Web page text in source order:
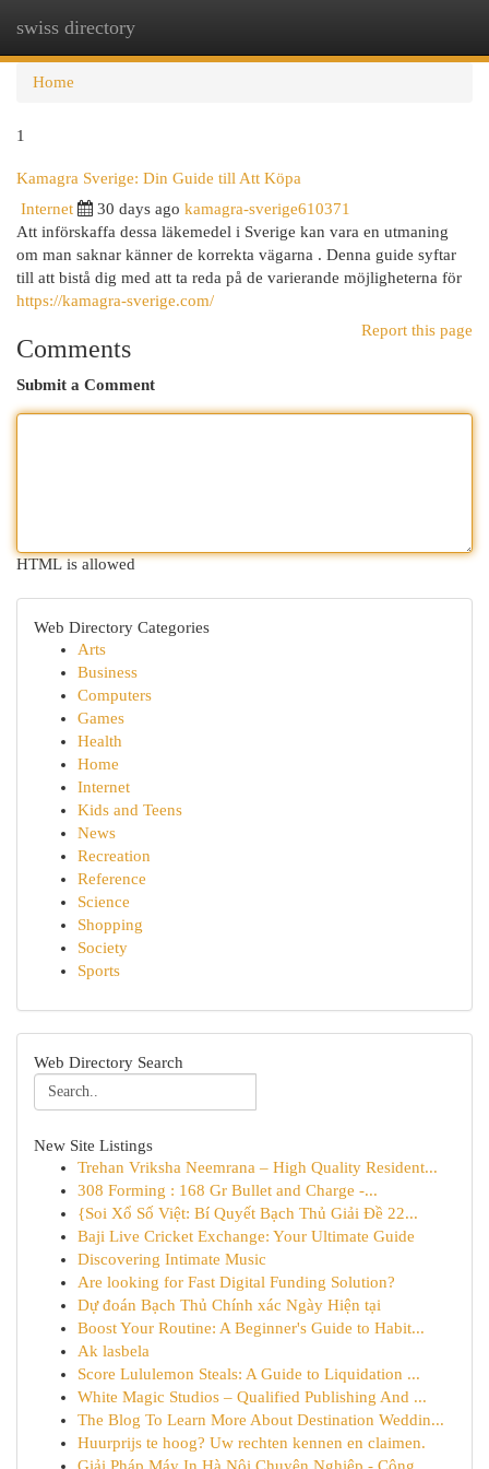
swiss directory
Home
1
Kamagra Sverige: Din Guide till Att Köpa
Internet 30 days ago kamagra-sverige610371
Att införskaffa dessa läkemedel i Sverige kan vara en utmaning
om man saknar känner de korrekta vägarna . Denna guide syftar
till att bistå dig med att ta reda på de varierande möjligheterna för
https://kamagra-sverige.com/
Report this page
Comments
Submit a Comment
HTML is allowed
Web Directory Categories
Arts
Business
Computers
Games
Health
Home
Internet
Kids and Teens
News
Recreation
Reference
Science
Shopping
Society
Sports
Web Directory Search
New Site Listings
Trehan Vriksha Neemrana – High Quality Resident...
308 Forming : 168 Gr Bullet and Charge -...
{Soi Xổ Số Việt: Bí Quyết Bạch Thủ Giải Đề 22...
Baji Live Cricket Exchange: Your Ultimate Guide
Discovering Intimate Music
Are looking for Fast Digital Funding Solution?
Dự đoán Bạch Thủ Chính xác Ngày Hiện tại
Boost Your Routine: A Beginner's Guide to Habit...
Ak lasbela
Score Lululemon Steals: A Guide to Liquidation ...
White Magic Studios – Qualified Publishing And ...
The Blog To Learn More About Destination Weddin...
Huurprijs te hoog? Uw rechten kennen en claimen.